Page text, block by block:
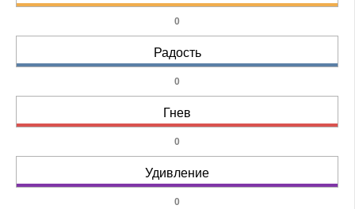
0
Радость
0
Гнев
0
Удивление
0